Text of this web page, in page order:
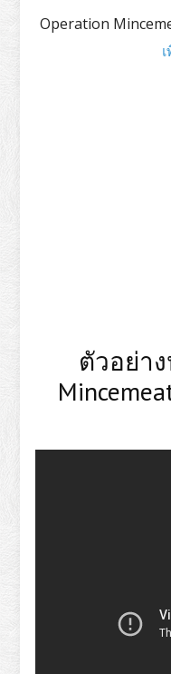
Operation
ตัวอย่า